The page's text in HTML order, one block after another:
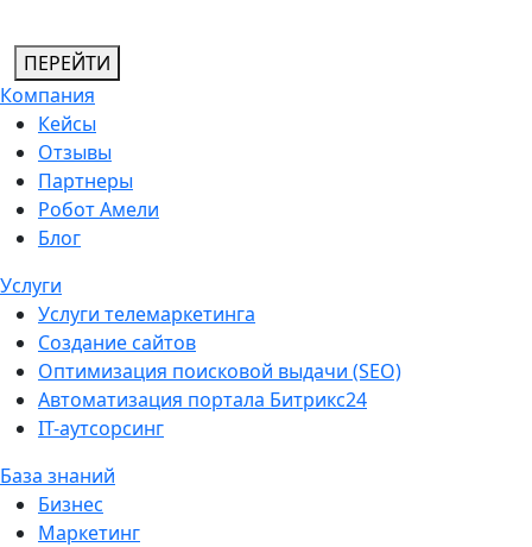
ПЕРЕЙТИ
Компания
Кейсы
Отзывы
Партнеры
Робот Амели
Блог
Услуги
Услуги телемаркетинга
Создание сайтов
Оптимизация поисковой выдачи (SEO)
Автоматизация портала Битрикс24
IT-аутсорсинг
База знаний
Бизнес
Маркетинг